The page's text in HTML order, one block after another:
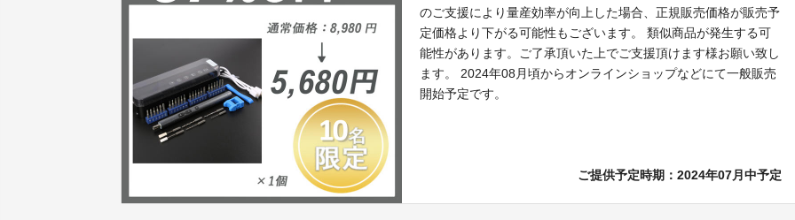
のご支援により量産効率が向上した場合、正規販売価格が販売予
定価格より下がる可能性もございます。 類似商品が発生する可
能性があります。ご了承頂いた上でご支援頂けます様お願い致し
ます。 2024年08月頃からオンラインショップなどにて一般販売
開始予定です。
ご提供予定時期：2024年07月中予定